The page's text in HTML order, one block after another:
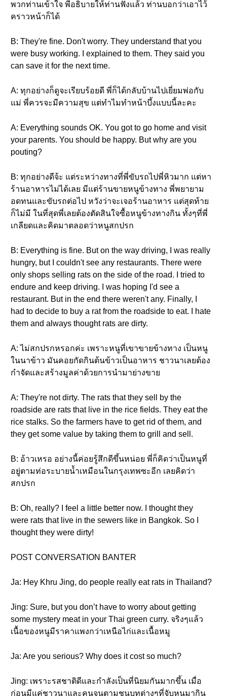
พวกท่านเข้าใจ พี่อธิบายให้ท่านฟังแล้ว ท่านบอกว่าเอาไว้
คราวหน้าก็ได้
B: They're fine. Don't worry. They understand that you
were busy working. I explained to them. They said you
can save it for the next time.
A: ทุกอย่างก็ดูจะเรียบร้อยดี พี่ก็ได้กลับบ้านไปเยี่ยมพ่อกับ
แม่ พี่ควรจะมีความสุข แต่ทำไมทำหน้าบึ้งแบบนี้ละคะ
A: Everything sounds OK. You got to go home and visit
your parents. You should be happy. But why are you
pouting?
B: ทุกอย่างดีจ้ะ แต่ระหว่างทางที่พี่ขับรถไปพี่หิวมาก แต่หา
ร้านอาหารไม่ได้เลย มีแต่ร้านขายหนูข้างทาง พี่พยายาม
อดทนและขับรถต่อไป หวังว่าจะเจอร้านอาหาร แต่สุดท้าย
ก็ไม่มี ในที่สุดพี่เลยต้องตัดสินใจซื้อหนูข้างทางกิน ทั้งๆที่พี่
เกลียดและคิดมาตลอดว่าหนูสกปรก
B: Everything is fine. But on the way driving, I was really
hungry, but I couldn't see any restaurants. There were
only shops selling rats on the side of the road. I tried to
endure and keep driving. I was hoping I'd see a
restaurant. But in the end there weren't any. Finally, I
had to decide to buy a rat from the roadside to eat. I hate
them and always thought rats are dirty.
A: ไม่สกปรกหรอกค่ะ เพราะหนูที่เขาขายข้างทาง เป็นหนู
ในนาข้าว มันคอยกัดกินต้นข้าวเป็นอาหาร ชาวนาเลยต้อง
กำจัดและสร้างมูลค่าด้วยการนำมาย่างขาย
A: They're not dirty. The rats that they sell by the
roadside are rats that live in the rice fields. They eat the
rice stalks. So the farmers have to get rid of them, and
they get some value by taking them to grill and sell.
B: อ้าวเหรอ อย่างนี้ค่อยรู้สึกดีขึ้นหน่อย พี่ก็คิดว่าเป็นหนูที่
อยู่ตามท่อระบายน้ำเหมือนในกรุงเทพซะอีก เลยคิดว่า
สกปรก
B: Oh, really? I feel a little better now. I thought they
were rats that live in the sewers like in Bangkok. So I
thought they were dirty!
POST CONVERSATION BANTER
Ja: Hey Khru Jing, do people really eat rats in Thailand?
Jing: Sure, but you don’t have to worry about getting
some mystery meat in your Thai green curry. จริงๆแล้ว
เนื้อของหนูมีราคาแพงกว่าเหนือไก่และเนื้อหมู
Ja: Are you serious? Why does it cost so much?
Jing: เพราะรสชาติดีและกำลังเป็นที่นิยมกันมากขึ้น เมื่อ
ก่อนมีแค่ชาวนาและคนจนตามชนบทต่างๆที่จับหนูมากิน